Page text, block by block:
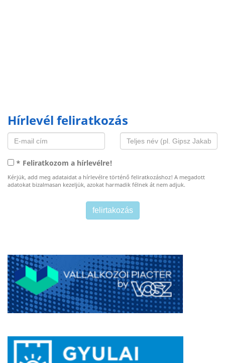
Hírlevél feliratkozás
* Feliratkozom a hírlevélre!
Kérjük, add meg adataidat a hírlevélre történő feliratkozáshoz! A megadott
adatokat bizalmasan kezeljük, azokat harmadik félnek át nem adjuk.